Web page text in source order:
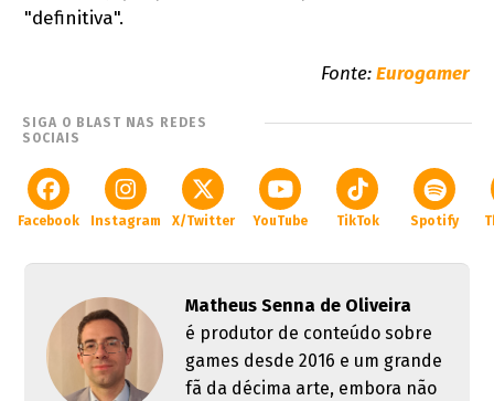
"definitiva".
Fonte:Eurogamer
SIGA O BLAST NAS REDES
SOCIAIS
Facebook Instagram X/Twitter YouTube TikTok Spotify
Matheus Senna de Oliveira
é produtor de conteúdo sobre
games desde 2016 e um grande
fã da décima arte, embora não